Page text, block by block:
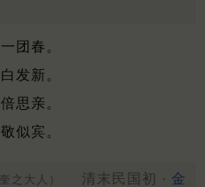
团春。
发新。
思亲。
似宾。
之大人） 清末民国初 · 金